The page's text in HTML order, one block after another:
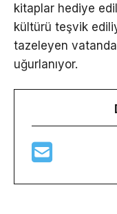
kitaplar hediye
kültürü teşvik
tazeleyen
uğurlanıyor.